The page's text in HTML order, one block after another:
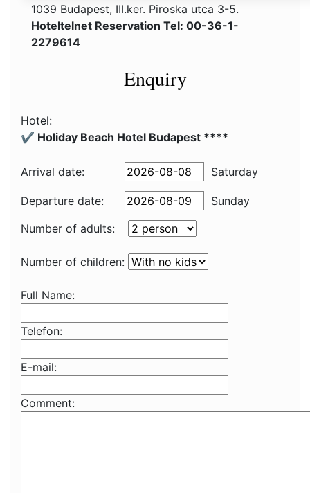
1039 Budapest, III.ker. Piroska utca 3-5.
Hoteltelnet Reservation Tel: 00-36-1-
2279614
Enquiry
Hotel:
✔️ Holiday Beach Hotel Budapest ****
Arrival date: Saturday
Departure date:
Sunday
Number of adults:
Number of children:
Full Name:
Telefon:
E-mail:
Comment: